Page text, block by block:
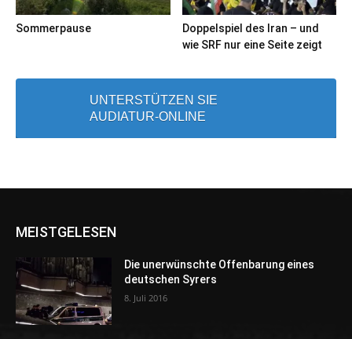
Sommerpause
Doppelspiel des Iran – und
wie SRF nur eine Seite zeigt
UNTERSTÜTZEN SIE
AUDIATUR-ONLINE
MEISTGELESEN
Die unerwünschte Offenbarung eines
deutschen Syrers
8. Juli 2016